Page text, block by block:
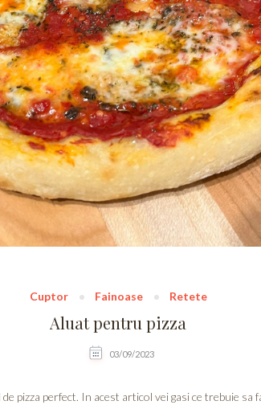
Cuptor Fainoase Retete
Aluat pentru pizza
03/09/2023
pizza perfect. In acest articol vei gasi ce trebuie sa